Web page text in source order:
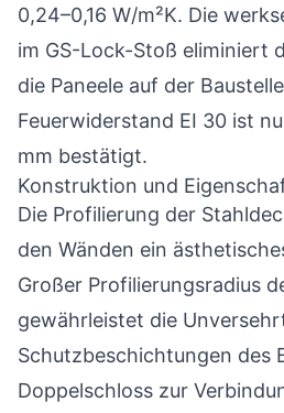
0,24–0,16 W/m²K. Die
im GS-Lock-Stoß eliminiert
die Paneele auf der
Feuerwiderstand EI 30 ist
mm bestätigt.
Konstruktion und
Die Profilierung der
den Wänden ein
Großer Profilierungsradius
gewährleistet die
Schutzbeschichtungen des
Doppelschloss zur